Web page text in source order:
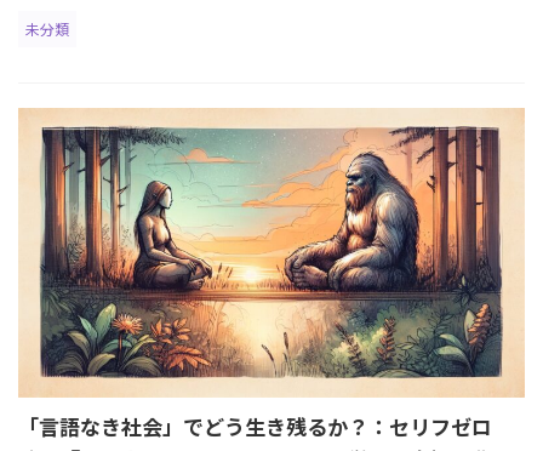
未分類
「言語なき社会」でどう生き残るか？：セリフゼロ